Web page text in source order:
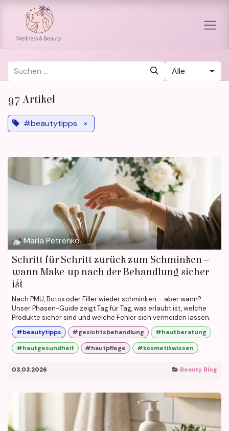
Zum Inhalt springen
Alle
97 Artikel
#beautytipps ×
Maria Petrenko
Schritt für Schritt zurück zum Schminken –
wann Make-up nach der Behandlung sicher
ist
Nach PMU, Botox oder Filler wieder schminken – aber wann?
Unser Phasen-Guide zeigt Tag für Tag, was erlaubt ist, welche
Produkte sicher sind und welche Fehler sich vermeiden lassen.
#beautytipps #gesichtsbehandlung
#hautberatung
#hautgesundheit
#hautpflege #kosmetikwissen
03.03.2026 Beauty Blog